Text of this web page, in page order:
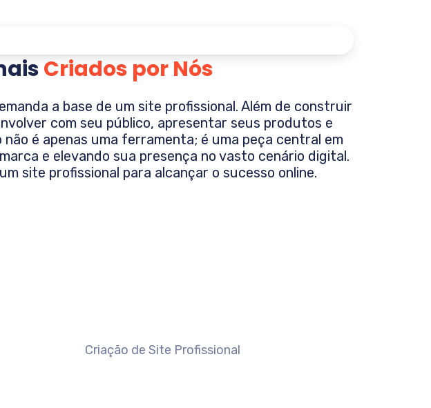
Criados por Nós
a base de um site profissional. Além de construir
com seu público, apresentar seus produtos e
é apenas uma ferramenta; é uma peça central em
e elevando sua presença no vasto cenário digital.
site profissional para alcançar o sucesso online.